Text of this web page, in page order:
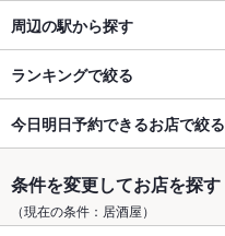
周辺の駅から探す
ランキングで絞る
今日明日予約できるお店で絞る
条件を変更してお店を探す
（現在の条件：居酒屋）